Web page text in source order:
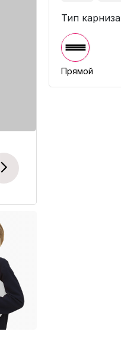
Next
Тип карниза
Прямой